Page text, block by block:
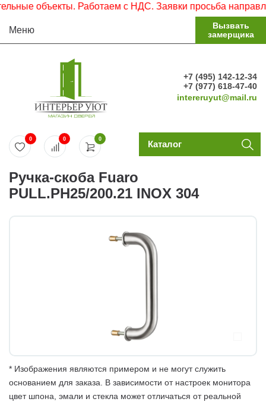
объекты. Работаем с НДС. Заявки просьба
Меню
Вызвать
замерщика
+7 (495) 142-12-34
+7 (977) 618-47-40
intereruyut@mail.ru
0
0 0 Каталог
Ручка-скоба Fuaro
PULL.PH25/200.21 INOX 304
* Изображения являются примером и не могут служить
основанием для заказа. В зависимости от настроек монитора
цвет шпона, эмали и стекла может отличаться от реальной